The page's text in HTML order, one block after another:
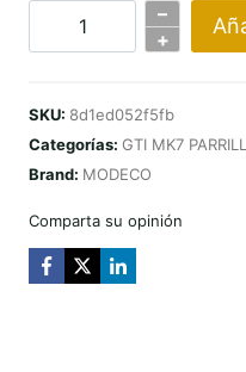
Cantidad
GTI
MK7
ZIELONY
–
+
SKU: 8d1ed052f5fb
Categorías: GTI MK7
Brand: MODECO
Comparta su opinión